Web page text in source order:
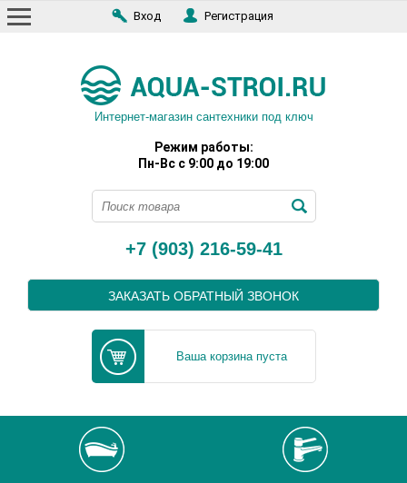
Вход Регистрация
Интернет-магазин сантехники под ключ
Режим работы:
Пн-Вс с 9:00 до 19:00
+7 (903) 216-59-41
ЗАКАЗАТЬ ОБРАТНЫЙ ЗВОНОК
Ваша корзина пуста